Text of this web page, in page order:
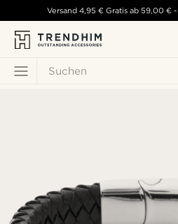
Suchen
Versand 4,95 € Gratis ab59,00 € -